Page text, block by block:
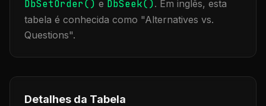
DbSetOrder() e DbSeek(). Em inglês, esta
tabela é conhecida como "Alternatives vs.
Questions".
Detalhes da Tabela